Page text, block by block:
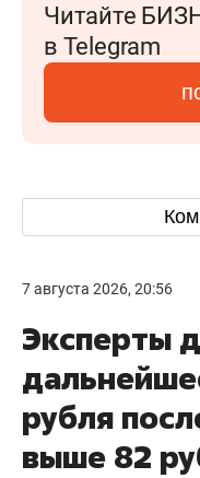
Читайте
в Telegram
7 августа 2026, 20:56
Эксперты
рубля
выше 82